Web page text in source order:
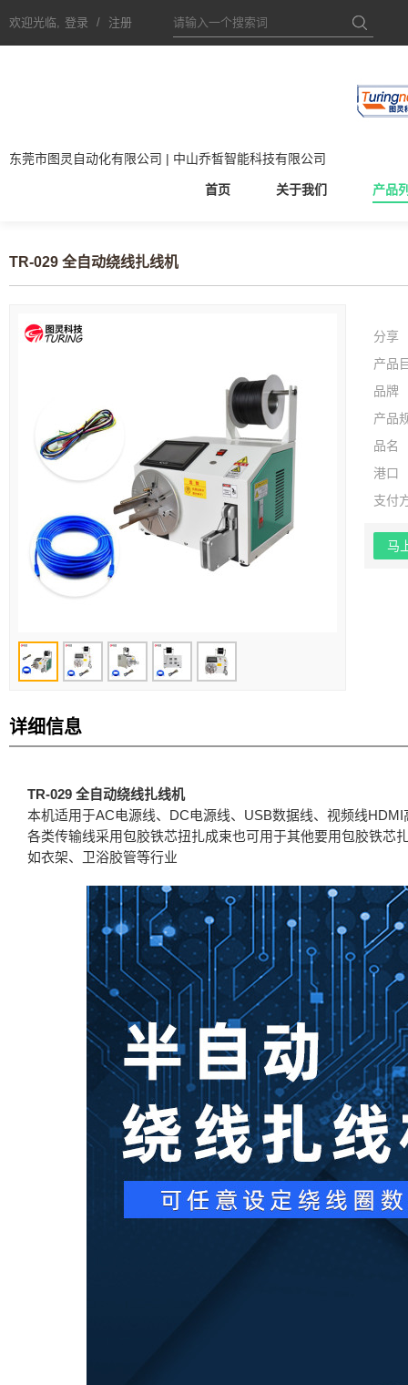
欢迎光临, 登录 / 注册
东莞市图灵自动化有限公司 | 中山乔皙智能科技有限公司
首页 关于我们 产品
TR-029 全自动绕线扎线机
分享
产品
品牌
产品
品名
港口
支付
马
详细信息
TR-029 全自动绕线扎线机
本机适用于AC电源线、DC电源线、USB数据线、视频线HDMI
各类传输线采用包胶铁芯扭扎成束也可用于其他要用包胶铁芯
如衣架、卫浴胶管等行业